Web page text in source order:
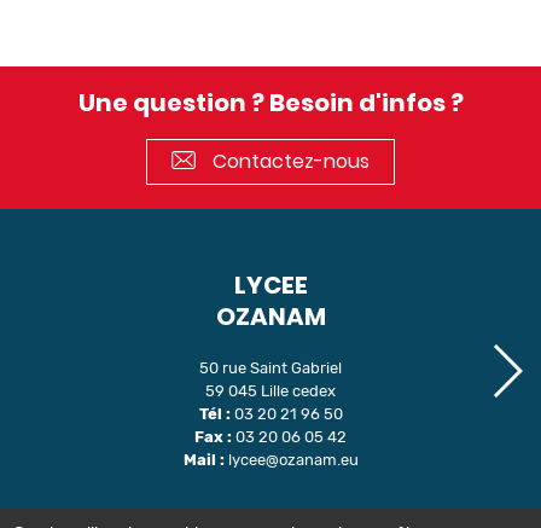
Une question ? Besoin d'infos ?
Contactez-nous
LYCEE
OZANAM
50 rue Saint Gabriel
59 045 Lille cedex
Tél : 03 20 21 96 50
Fax : 03 20 06 05 42
Mail : lycee@ozanam.eu